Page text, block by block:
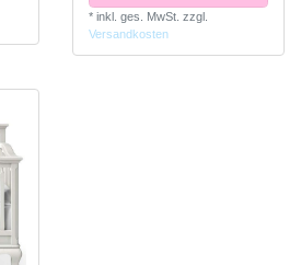
* inkl. ges. MwSt. zzgl.
Versandkosten